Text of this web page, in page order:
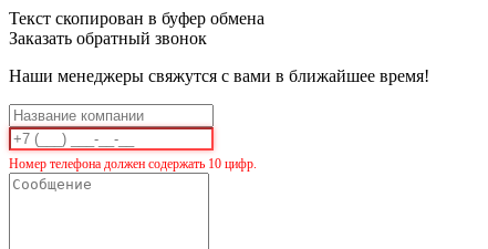
Текст скопирован в буфер обмена
Заказать обратный звонок
Наши менеджеры свяжутся с вами в ближайшее время!
Номер телефона должен содержать 10 цифр.